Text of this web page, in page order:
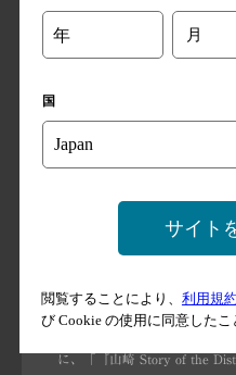
先着順ではございません
い合わせ先
●サントリーキャンペー
電話番号：03-3533-7874
受付時間：9:30～17:30（
E-MAIL：
に、「『山崎 Story of the
年 月
国
サイト
閲覧することにより、 利用規約
び Cookie の使用に同意したこ